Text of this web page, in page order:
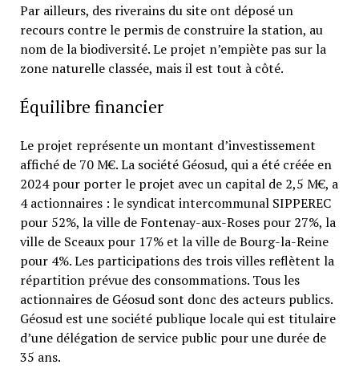
Par ailleurs, des riverains du site ont déposé un
recours contre le permis de construire la station, au
nom de la biodiversité. Le projet n’empiète pas sur la
zone naturelle classée, mais il est tout à côté.
Équilibre financier
Le projet représente un montant d’investissement
affiché de 70 M€. La société Géosud, qui a été créée en
2024 pour porter le projet avec un capital de 2,5 M€, a
4 actionnaires : le syndicat intercommunal SIPPEREC
pour 52%, la ville de Fontenay-aux-Roses pour 27%, la
ville de Sceaux pour 17% et la ville de Bourg-la-Reine
pour 4%. Les participations des trois villes reflètent la
répartition prévue des consommations. Tous les
actionnaires de Géosud sont donc des acteurs publics.
Géosud est une société publique locale qui est titulaire
d’une délégation de service public pour une durée de
35 ans.